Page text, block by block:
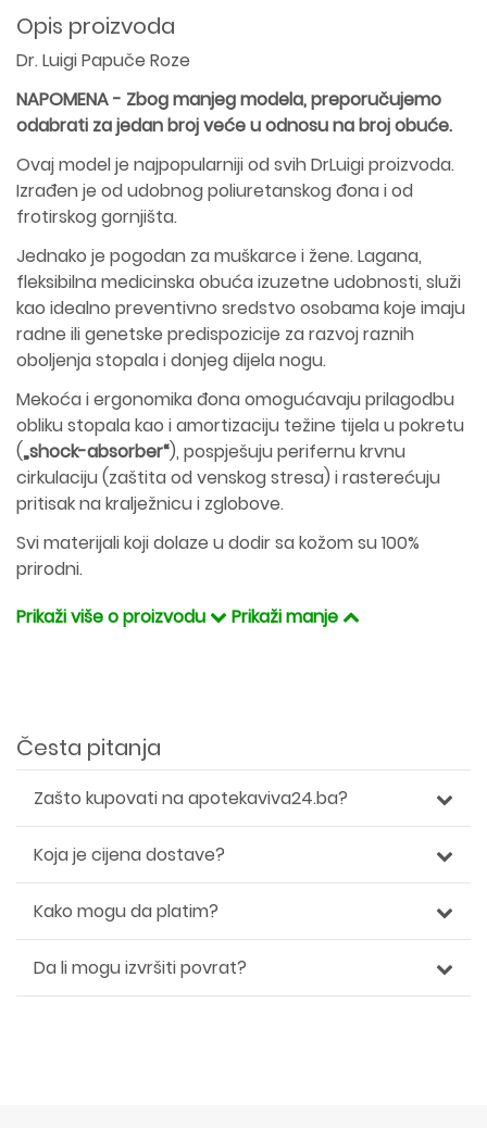
Opis proizvoda
Dr. Luigi Papuče Roze
NAPOMENA - Zbog manjeg modela, preporučujemo
odabrati za jedan broj veće u odnosu na broj obuće.
Ovaj model je najpopularniji od svih DrLuigi proizvoda.
Izrađen je od udobnog poliuretanskog đona i od
frotirskog gornjišta.
Jednako je pogodan za muškarce i žene. Lagana,
fleksibilna medicinska obuća izuzetne udobnosti, služi
kao idealno preventivno sredstvo osobama koje imaju
radne ili genetske predispozicije za razvoj raznih
oboljenja stopala i donjeg dijela nogu.
Mekoća i ergonomika đona omogućavaju prilagodbu
obliku stopala kao i amortizaciju težine tijela u pokretu
(„shock-absorber“), pospješuju perifernu krvnu
cirkulaciju (zaštita od venskog stresa) i rasterećuju
pritisak na kralježnicu i zglobove.
Svi materijali koji dolaze u dodir sa kožom su 100%
prirodni.
Prikaži više o proizvodu
Prikaži manje
Česta pitanja
Zašto kupovati na apotekaviva24.ba?
Koja je cijena dostave?
Kako mogu da platim?
Da li mogu izvršiti povrat?